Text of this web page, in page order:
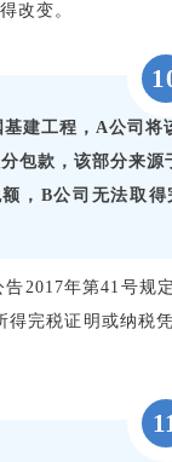
改变。
建工程，A公司
包款，该部分来
，B公司无法取
2017年第41号
完税证明或纳税